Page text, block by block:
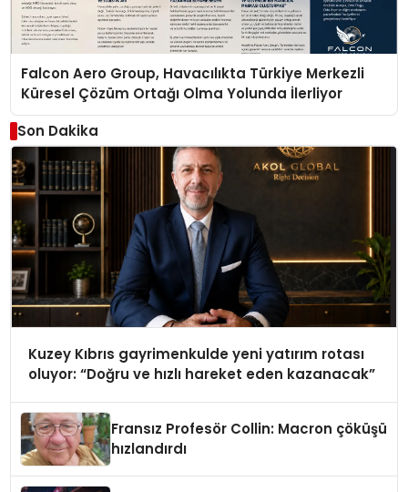
Falcon Aero Group, Havacılıkta Türkiye Merkezli
Küresel Çözüm Ortağı Olma Yolunda İlerliyor
Son Dakika
Kuzey Kıbrıs gayrimenkulde yeni yatırım rotası
oluyor: “Doğru ve hızlı hareket eden kazanacak”
Fransız Profesör Collin: Macron çöküşü
hızlandırdı